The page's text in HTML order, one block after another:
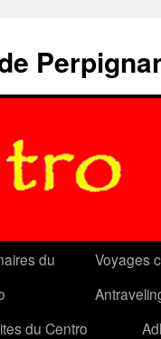
du
Voyages
du Centro